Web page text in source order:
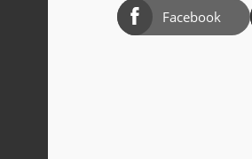
Facebook